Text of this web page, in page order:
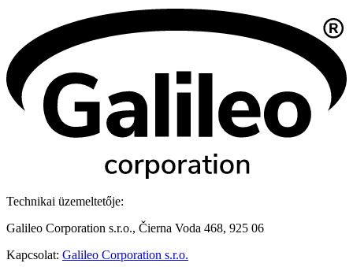
Technikai üzemeltetője:
Galileo Corporation s.r.o., Čierna Voda 468, 925 06
Kapcsolat: Galileo Corporation s.r.o.